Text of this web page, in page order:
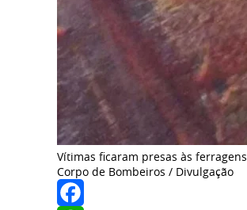
Vítimas ficaram presas às ferragens.
Corpo de Bombeiros / Divulgação